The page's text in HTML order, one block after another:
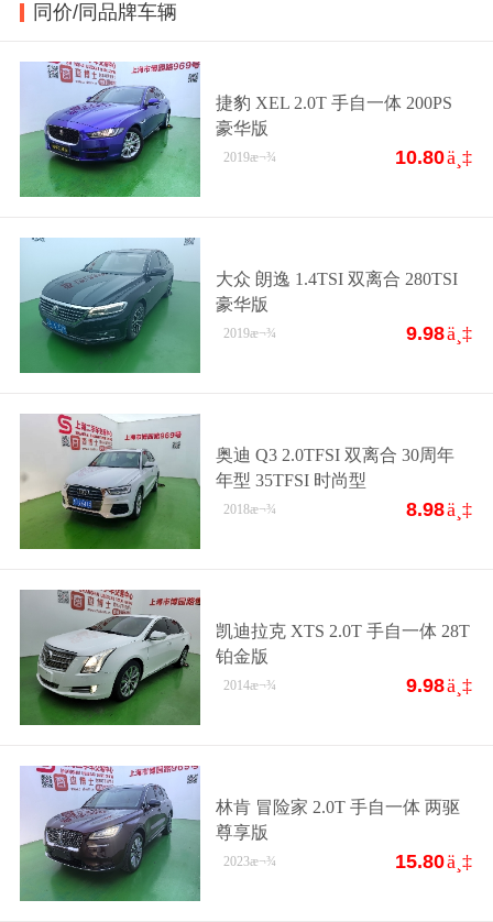
同价/同品牌车辆
捷豹 XEL 2.0T 手自一体 200PS
豪华版
10.80ä¸‡
2019æ¬¾
大众 朗逸 1.4TSI 双离合 280TSI
豪华版
9.98ä¸‡
2019æ¬¾
奥迪 Q3 2.0TFSI 双离合 30周年
年型 35TFSI 时尚型
8.98ä¸‡
2018æ¬¾
凯迪拉克 XTS 2.0T 手自一体 28T
铂金版
9.98ä¸‡
2014æ¬¾
林肯 冒险家 2.0T 手自一体 两驱
尊享版
15.80ä¸‡
2023æ¬¾